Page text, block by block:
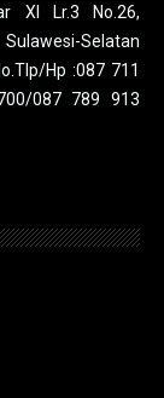
XI Lr.3 No.26,
Selatan
Hp :087 711
087 789 913